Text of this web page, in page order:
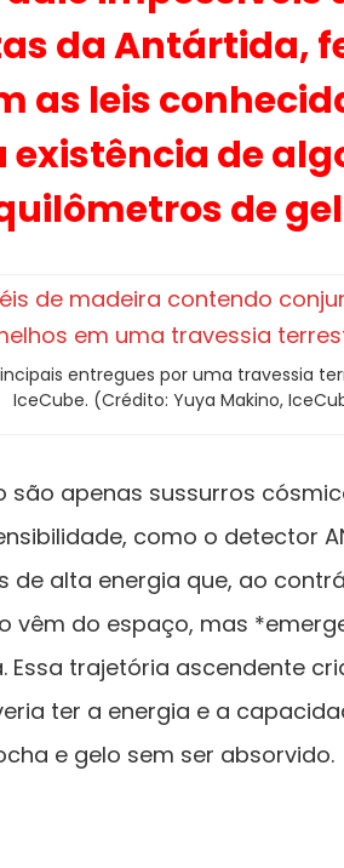
da Antártida,
as leis
existência de
de
entregues por uma travessia
IceCube. (Crédito: Yuya Makino,
são apenas sussurros
como o detector
de alta energia que, ao
vêm do espaço, mas
Essa trajetória ascendente
ter a energia e a
e gelo sem ser absorvido.